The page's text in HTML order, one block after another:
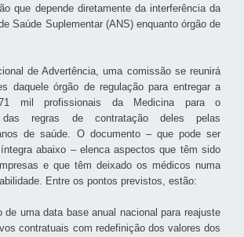
que depende diretamente da interferência da
Saúde Suplementar (ANS) enquanto órgão de
de Advertência, uma comissão se reunirá
daquele órgão de regulação para entregar a
mil profissionais da Medicina para o
das regras de contratação deles pelas
de saúde. O documento – que pode ser
abaixo – elenca aspectos que têm sido
e que têm deixado os médicos numa
Entre os pontos previstos, estão:
de uma data base anual nacional para reajuste
contratuais com redefinição dos valores dos